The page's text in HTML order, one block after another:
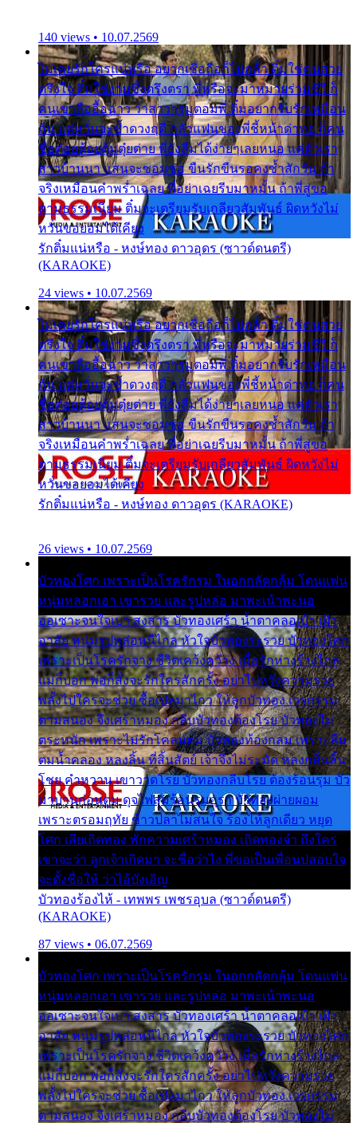
140 views • 10.07.2569
ไม่เคยรักใครแน่หรือ อยากเชื่อถือก็ไม่กล้า ติ๋มใช่คนสวย
ตรึงใจ ติ๋มใช่งามซึ้งตรึงตรา พี่หรือจะมาหมายร่วมชีวี ก็
คนเขาลืออื้อฉาว ว่าสาวๆรุมตอมพี่ ติ๋มอยากรับรักเหมือน
กัน แต่หวั่นจะช้ำดวงฤดี กลัวแฟนของพี่ชี้หน้าด่าทอ ก็คน
ชื่อต๋อยต้อยตุ้มตุ๋ยต่าย พี่ยังลืมได้ง่ายๆเลยหนอ แค่ตัวเรา
สาวบ้านนา แสนจะซอมซ่อ ขืนรักขืนรอคงช้ำสักวัน ถ้า
จริงเหมือนคำพร่ำเฉลย พี่อย่าเฉยรีบมาหมั้น ถ้าพี่สู่ขอ
ตามธรรมเนียม ติ๋มจะเตรียมรับเกลียวสัมพันธ์ ผิดหวังไม่
หวั่นขอยอมได้เคียง
รักติ๋มแน่หรือ - หงษ์ทอง ดาวอุดร (ซาวด์ดนตรี)
(KARAOKE)
24 views • 10.07.2569
ไม่เคยรักใครแน่หรือ อยากเชื่อถือก็ไม่กล้า ติ๋มใช่คนสวย
ตรึงใจ ติ๋มใช่งามซึ้งตรึงตรา พี่หรือจะมาหมายร่วมชีวี ก็
คนเขาลืออื้อฉาว ว่าสาวๆรุมตอมพี่ ติ๋มอยากรับรักเหมือน
กัน แต่หวั่นจะช้ำดวงฤดี กลัวแฟนของพี่ชี้หน้าด่าทอ ก็คน
ชื่อต๋อยต้อยตุ้มตุ๋ยต่าย พี่ยังลืมได้ง่ายๆเลยหนอ แค่ตัวเรา
สาวบ้านนา แสนจะซอมซ่อ ขืนรักขืนรอคงช้ำสักวัน ถ้า
จริงเหมือนคำพร่ำเฉลย พี่อย่าเฉยรีบมาหมั้น ถ้าพี่สู่ขอ
ตามธรรมเนียม ติ๋มจะเตรียมรับเกลียวสัมพันธ์ ผิดหวังไม่
หวั่นขอยอมได้เคียง
รักติ๋มแน่หรือ - หงษ์ทอง ดาวอุดร (KARAOKE)
26 views • 10.07.2569
บัวทองโศก เพราะเป็นโรครักรุม ในอกกลัดกลุ้ม โดนแฟน
หนุ่มหลอกเอา เขารวย และรูปหล่อ มาพะเน้าพะนอ
ออเซาะจนใจเบา สงสาร บัวทองเศร้า น้ำตาคลอเบ้า เฝ้า
อาลัย หนุ่มรูปหล่อหนีไกล หัวใจบัวทองระรวย บัวทองโศก
เพราะเป็นโรครักจาง ชีวิตเคว้งคว้าง เมื่อรักห่างร้างไกล
แม่ก็บอก พ่อก็สั่งจะรักใครสักครั้ง อย่าไปหวังความรวย
พลั้งไปใครจะช่วย ซื้อเปลมาไกว ให้ลูกบัวทอง เวรกรรม
ตามสนอง จึงเศร้าหมอง กลีบบัวทองต้องโรย บัวทองไม่
ตระหนัก เพราะไม่รักโคลนตม บัวทองท้องกลม เพราะลืม
ตมน้ำคลอง หลงลิ้น ที่สิ้นสัตย์ เจ้าจึงไม่ระมัด หลงกลิ่นลิ้น
โชย คำหวาน เขาวาดโรย บัวทองกลีบโรย ต้องร้อนรุม บัว
มาบานก่อนตูม ดุจไฟสุมร้อนรุมอุรา บัวทองผ่ายผอม
เพราะตรอมฤทัย ข้าวปลาไม่สนใจ ร้องไห้ลูกเดียว หยุด
โศก เสียเถิดทอง พักความเศร้าหมอง เถิดทองจ๋า ถึงใคร
เขาจะว่า ลูกเจ้าเกิดมา จะชื่อว่าไง พี่ขอเป็นเพื่อนปลอบใจ
จะตั้งชื่อให้ ว่าไอ้บังเอิญ
บัวทองร้องไห้ - เทพพร เพชรอุบล (ซาวด์ดนตรี)
(KARAOKE)
87 views • 06.07.2569
บัวทองโศก เพราะเป็นโรครักรุม ในอกกลัดกลุ้ม โดนแฟน
หนุ่มหลอกเอา เขารวย และรูปหล่อ มาพะเน้าพะนอ
ออเซาะจนใจเบา สงสาร บัวทองเศร้า น้ำตาคลอเบ้า เฝ้า
อาลัย หนุ่มรูปหล่อหนีไกล หัวใจบัวทองระรวย บัวทองโศก
เพราะเป็นโรครักจาง ชีวิตเคว้งคว้าง เมื่อรักห่างร้างไกล
แม่ก็บอก พ่อก็สั่งจะรักใครสักครั้ง อย่าไปหวังความรวย
พลั้งไปใครจะช่วย ซื้อเปลมาไกว ให้ลูกบัวทอง เวรกรรม
ตามสนอง จึงเศร้าหมอง กลีบบัวทองต้องโรย บัวทองไม่